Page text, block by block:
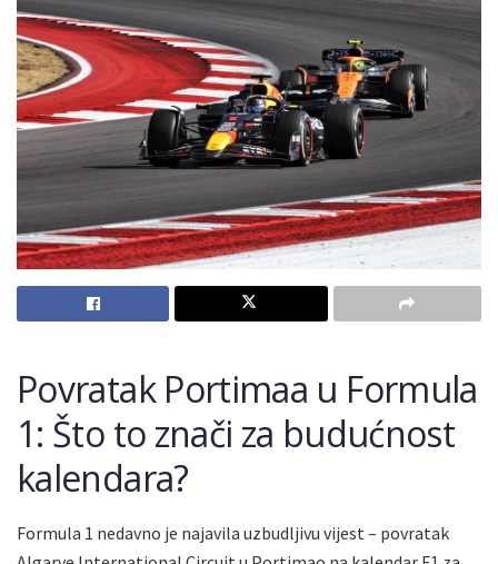
Povratak Portimaa u Formula
1: Što to znači za budućnost
kalendara?
Formula 1 nedavno je najavila uzbudljivu vijest – povratak